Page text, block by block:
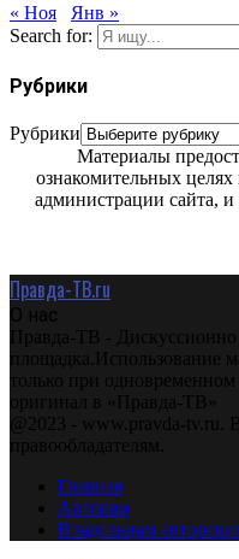
« Ноя
Янв »
Search for:
Рубрики
Рубрики
Материалы
ознакомительных
администрации сайта,
Правда-ТВ.ru
О нас
Правда-ТВ - Дискуссионно
площадка.Использование
только при
оригинал в «Правда-ТВ»
@2023 - www.pravda-tv.ru.
правообладателям.
Главная
Авторам
Владельцам